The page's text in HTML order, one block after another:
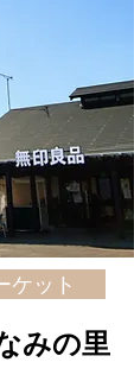
ケット
みの里